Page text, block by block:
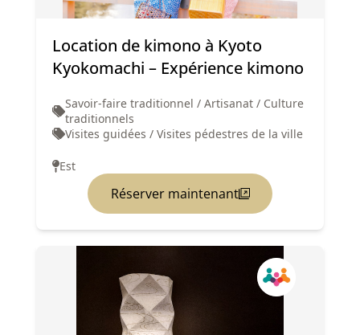
Location de kimono à Kyoto
Kyokomachi – Expérience kimono
Savoir-faire traditionnel / Artisanat / Culture
traditionnels
Visites guidées / Visites pédestres de la ville
Est
Réserver maintenant